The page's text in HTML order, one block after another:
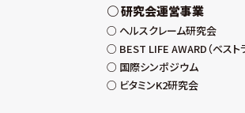
研究会運営事業
ヘルスクレーム研究会
BEST LIFE AWARD（ベスト
国際シンポジウム
ビタミンK2研究会